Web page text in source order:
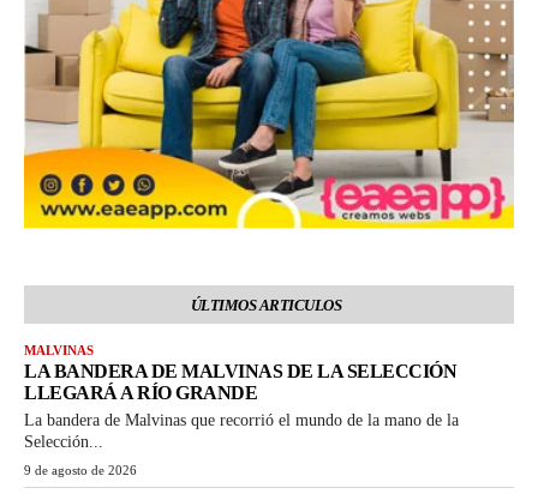
ÚLTIMOS ARTICULOS
MALVINAS
LA BANDERA DE MALVINAS DE LA SELECCIÓN
LLEGARÁ A RÍO GRANDE
La bandera de Malvinas que recorrió el mundo de la mano de la
Selección...
9 de agosto de 2026